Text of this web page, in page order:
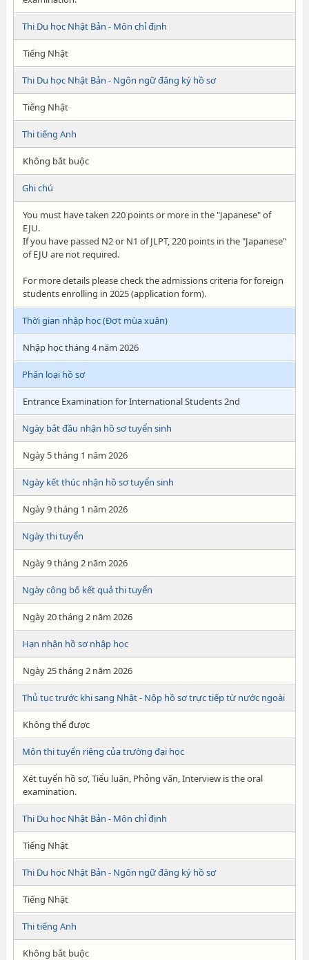
Thi Du học Nhật Bản - Môn chỉ định
Tiếng Nhật
Thi Du học Nhật Bản - Ngôn ngữ đăng ký hồ sơ
Tiếng Nhật
Thi tiếng Anh
Không bắt buộc
Ghi chú
You must have taken 220 points or more in the "Japanese" of
EJU.
If you have passed N2 or N1 of JLPT, 220 points in the "Japanese"
of EJU are not required.
For more details please check the admissions criteria for foreign
students enrolling in 2025 (application form).
Thời gian nhập học (Đợt mùa xuân)
Nhập học tháng 4 năm 2026
Phân loại hồ sơ
Entrance Examination for International Students 2nd
Ngày bắt đầu nhận hồ sơ tuyển sinh
Ngày 5 tháng 1 năm 2026
Ngày kết thúc nhận hồ sơ tuyển sinh
Ngày 9 tháng 1 năm 2026
Ngày thi tuyển
Ngày 9 tháng 2 năm 2026
Ngày công bố kết quả thi tuyển
Ngày 20 tháng 2 năm 2026
Hạn nhận hồ sơ nhập học
Ngày 25 tháng 2 năm 2026
Thủ tục trước khi sang Nhật - Nộp hồ sơ trực tiếp từ nước ngoài
Không thể được
Môn thi tuyển riêng của trường đại học
Xét tuyển hồ sơ, Tiểu luận, Phỏng vấn, Interview is the oral
examination.
Thi Du học Nhật Bản - Môn chỉ định
Tiếng Nhật
Thi Du học Nhật Bản - Ngôn ngữ đăng ký hồ sơ
Tiếng Nhật
Thi tiếng Anh
Không bắt buộc